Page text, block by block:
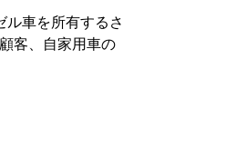
車を所有するさ
客、自家用車の